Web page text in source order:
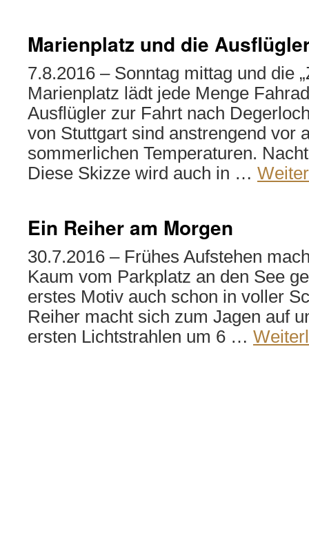
Marienplatz und die
7.8.2016 – Sonntag mittag und die
Marienplatz lädt jede Menge
Ausflügler zur Fahrt nach
von Stuttgart sind anstrengend vor
sommerlichen Temperaturen.
Diese Skizze wird auch in …
Ein Reiher am Morgen
30.7.2016 – Frühes Aufstehen
Kaum vom Parkplatz an den See
erstes Motiv auch schon in voller
Reiher macht sich zum Jagen auf
ersten Lichtstrahlen um 6 …